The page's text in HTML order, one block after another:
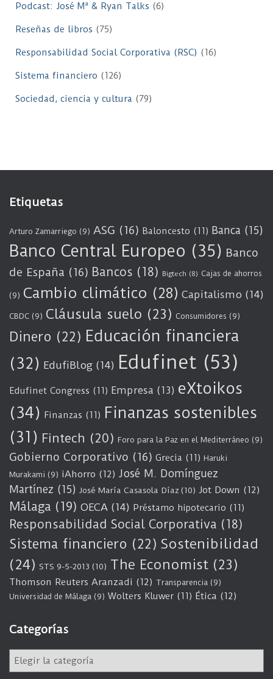
Podcast: José Mª & Ryan Talks (6)
Reseñas de libros (75)
Responsabilidad Social Corporativa (RSC) (16)
Sistema financiero (126)
Sociedad, ciencia y cultura (79)
Etiquetas
Arturo Zamarriego (9) ASG (16) Baloncesto (11) Banca (15)
Banco Central Europeo (35) Banco
de España (16) Bancos (18) Bigtech (8) Cajas de ahorros
(9) Cambio climático (28) Capitalismo (14)
CBDC (9) Cláusula suelo (23) Consumidores (9)
Dinero (22) Educación financiera
(32) EdufiBlog (14) Edufinet (53)
Edufinet Congress (11) Empresa (13) eXtoikos
(34) Finanzas (11) Finanzas sostenibles
(31) Fintech (20) Foro para la Paz en el Mediterráneo (9)
Gobierno Corporativo (16) Grecia (11) Haruki
Murakami (9) iAhorro (12) José M. Domínguez
Martínez (15) José María Casasola Díaz (10) Jot Down (12)
Málaga (19) OECA (14) Préstamo hipotecario (11)
Responsabilidad Social Corporativa (18)
Sistema financiero (22) Sostenibilidad
(24) STS 9-5-2013 (10) The Economist (23)
Thomson Reuters Aranzadi (12) Transparencia (9)
Universidad de Málaga (9) Wolters Kluwer (11) Ética (12)
Categorías